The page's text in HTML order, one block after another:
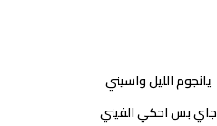
يانجوم الليل واسيني
جاي بس احكي الفيني